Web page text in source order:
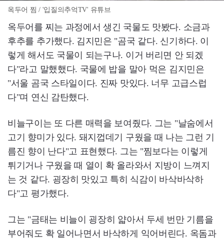
옥두어 찜 / '입질의추억TV' 유튜브
옥두어를 찌는 과정에서 생긴 국물도 맛봤다. 소금과
후추를 추가했다. 김지민은 "곰국 같다. 신기하다. 이
렇게 해서도 국물이 되는구나. 이거 버리면 안 되겠
다"라고 말했했다. 국물에 밥을 말아 먹은 김지민은
"서울 곰국 스타일이다. 진짜 맛있다. 너무 고급스럽
다"며 연신 감탄했다.
비늘구이는 또 다른 매력을 보여줬다. 그는 "날숨에서
고기 향미가 있다. 돼지껍데기 구웠을 때 나는 그런 기
름진 향이 난다"고 표현했다. 그는 "찜보다는 이렇게
튀기거나 구웠을 때 열이 확 올라와서 지방이 느껴지
는 것 같다. 굉장히 맛있고 특히 식감이 바삭바삭하
다"고 평가했다.
그는 "금태는 비늘이 굉장히 얇아서 두세 번만 기름을
부어줘도 확 일어나면서 바삭하게 익어버린다. 옥돔과